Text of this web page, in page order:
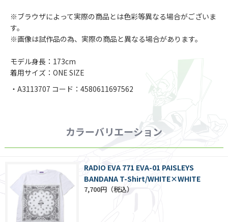
※ブラウザによって実際の商品とは色彩等異なる場合がございま
す。
※画像は試作品の為、実際の商品と異なる場合があります。
モデル身長：173cm
着用サイズ：ONE SIZE
・A3113707 コード：4580611697562
カラーバリエーション
RADIO EVA 771 EVA-01 PAISLEYS
BANDANA T-Shirt/WHITE×WHITE
7,700円